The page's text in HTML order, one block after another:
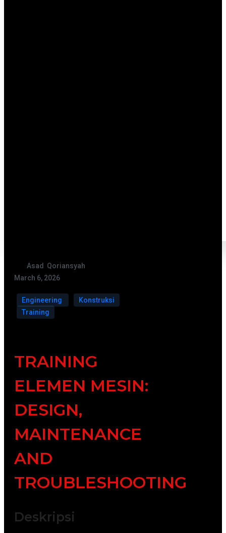
Asad Qoriansyah
March 6, 2026
Engineering
Konstruksi
Training
TRAINING
ELEMEN MESIN:
DESIGN,
MAINTENANCE
AND
TROUBLESHOOTING
Deskripsi